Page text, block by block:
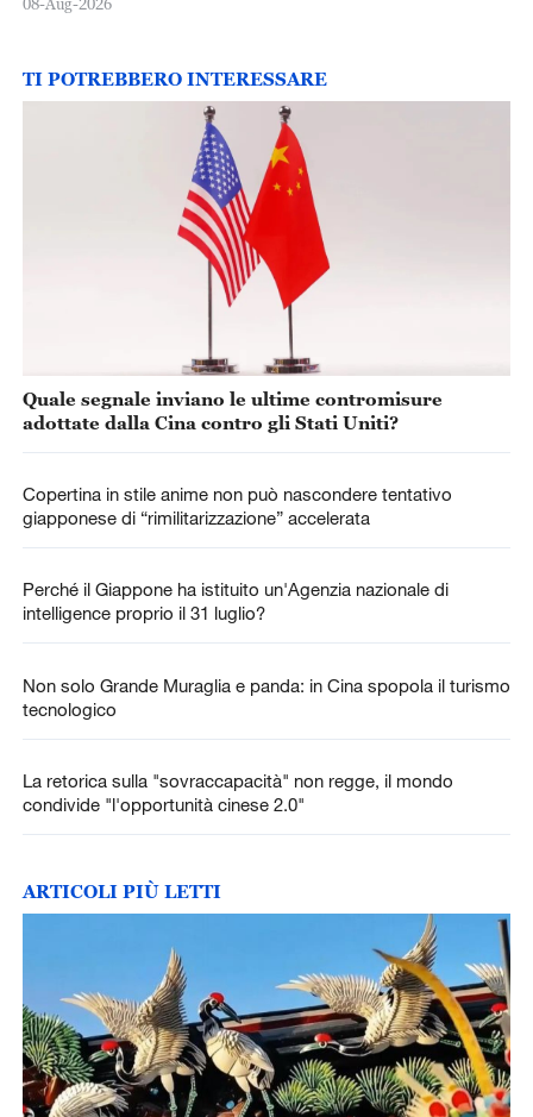
TI POTREBBERO INTERESSARE
Quale segnale inviano le ultime contromisure
adottate dalla Cina contro gli Stati Uniti?
Copertina in stile anime non può nascondere tentativo
giapponese di “rimilitarizzazione” accelerata
Perché il Giappone ha istituito un'Agenzia nazionale di
intelligence proprio il 31 luglio?
Non solo Grande Muraglia e panda: in Cina spopola il turismo
tecnologico
La retorica sulla "sovraccapacità" non regge, il mondo
condivide "l'opportunità cinese 2.0"
ARTICOLI PIÙ LETTI